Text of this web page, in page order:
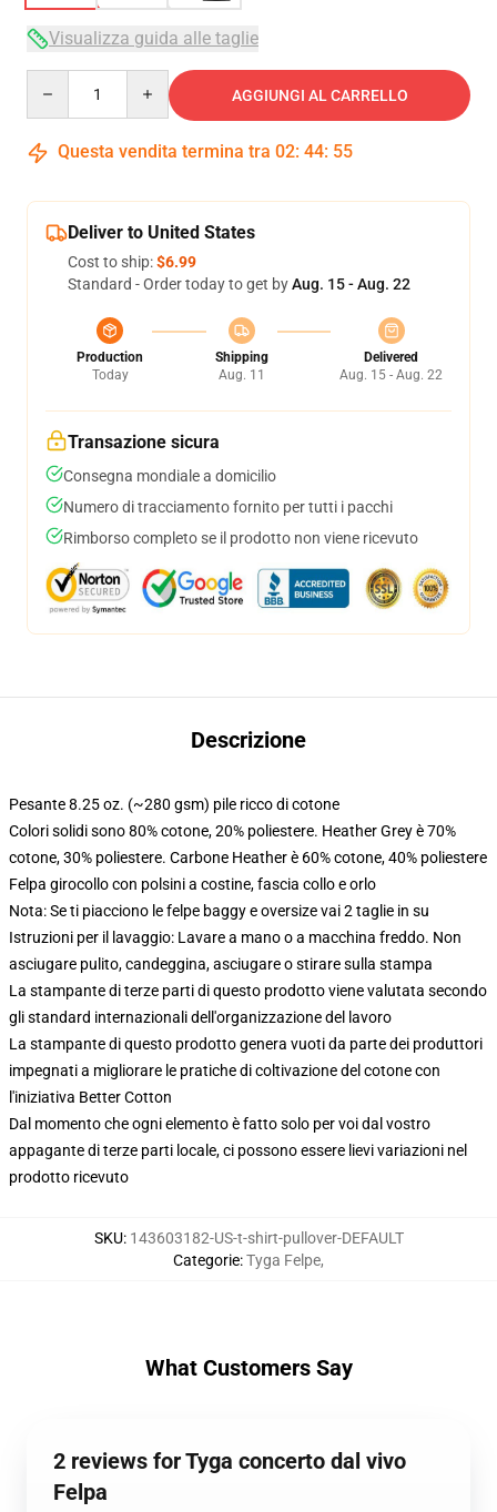
Visualizza guida alle taglie
AGGIUNGI AL CARRELLO
Questa vendita termina tra 02: 44: 54
Deliver to United States
Cost to ship:$6.99
Standard - Order today to get byAug. 15 - Aug. 22
Production
Today
Shipping
Aug. 11
Delivered
Aug. 15 - Aug. 22
Transazione sicura
Consegna mondiale a domicilio
Numero di tracciamento fornito per tutti i pacchi
Rimborso completo se il prodotto non viene ricevuto
Descrizione
Pesante 8.25 oz. (~280 gsm) pile ricco di cotone
Colori solidi sono 80% cotone, 20% poliestere. Heather Grey è 70%
cotone, 30% poliestere. Carbone Heather è 60% cotone, 40% poliestere
Felpa girocollo con polsini a costine, fascia collo e orlo
Nota: Se ti piacciono le felpe baggy e oversize vai 2 taglie in su
Istruzioni per il lavaggio: Lavare a mano o a macchina freddo. Non
asciugare pulito, candeggina, asciugare o stirare sulla stampa
La stampante di terze parti di questo prodotto viene valutata secondo
gli standard internazionali dell'organizzazione del lavoro
La stampante di questo prodotto genera vuoti da parte dei produttori
impegnati a migliorare le pratiche di coltivazione del cotone con
l'iniziativa Better Cotton
Dal momento che ogni elemento è fatto solo per voi dal vostro
appagante di terze parti locale, ci possono essere lievi variazioni nel
prodotto ricevuto
SKU: 143603182-US-t-shirt-pullover-DEFAULT
Categorie:Tyga Felpe,
What Customers Say
2 reviews for Tyga concerto dal vivo
Felpa